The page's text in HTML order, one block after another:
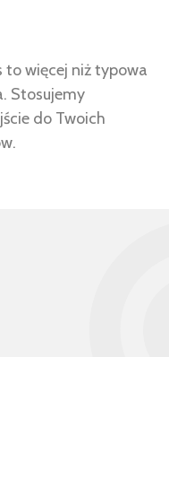
więcej niż typowa
Stosujemy
do Twoich